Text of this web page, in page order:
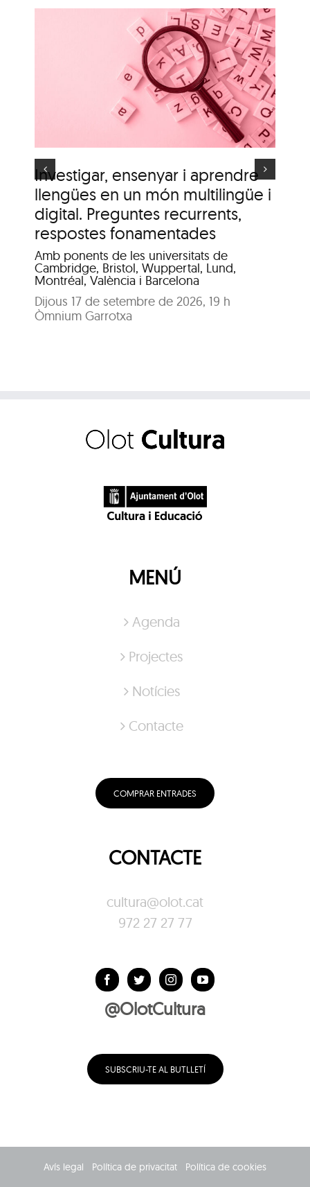
Investigar, ensenyar i aprendre
llengües en un món multilingüe i
digital. Preguntes recurrents,
respostes fonamentades
Amb ponents de les universitats de
Cambridge, Bristol, Wuppertal, Lund,
Montréal, València i Barcelona
Dijous 17 de setembre de 2026, 19 h
Òmnium Garrotxa
Itinerari personal: “El
clima urbà de la ciutat
d’Olot”
MENÚ
Agenda
Projectes
Notícies
Contacte
COMPRAR ENTRADES
CONTACTE
cultura@olot.cat
972 27 27 77
@OlotCultura
SUBSCRIU-TE AL BUTLLETÍ
Avís legal Política de privacitat Política de cookies